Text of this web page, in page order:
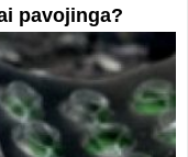
pavojinga?